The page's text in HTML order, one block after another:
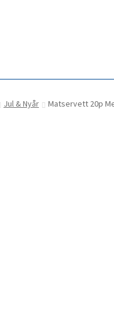
Jul & Nyår Matservett 20p